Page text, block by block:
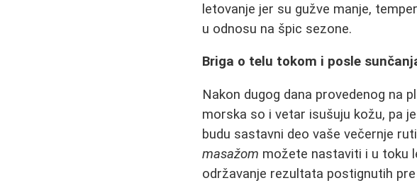
letovanje jer su gužve manje,
u odnosu na špic sezone.
Briga o telu tokom i posle
Nakon dugog dana provedenog na
morska so i vetar isušuju kožu, pa
budu sastavni deo vaše večernje
masažom možete nastaviti i u toku
održavanje rezultata postignutih